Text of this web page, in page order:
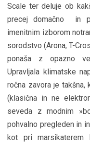
Scale ter deluje ob
precej domačno in
imenitnim izborom
sorodstvo (Arona, T-
ponaša z opazno
Upravljala klimatske
ročna zavora je
(klasična in ne
seveda z modnim
pohvalno pregleden in
kot pri marsikaterem